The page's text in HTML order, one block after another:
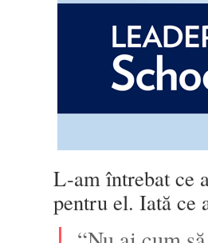
L-am întrebat ce
pentru el. Iată ce